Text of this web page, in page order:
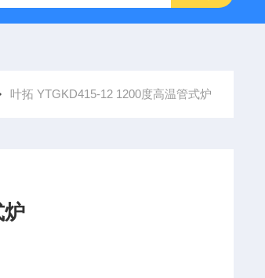
叶拓 YTGKD415-12 1200度高温管式炉
炉